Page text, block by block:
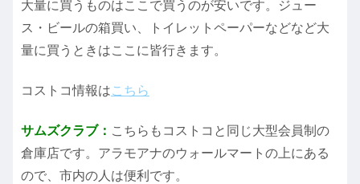
大量に買うものはここで買うのが安いです。ジュー
ス・ビールの箱買い、トイレットペーパーなどなど大
量に買うときはここに皆行きます。
コストコ情報はこちら
サムズクラブ： こちらもコストコと同じ大型会員制の
倉庫店です。アラモアナのウォールマートの上にある
ので、市内の人は便利です。